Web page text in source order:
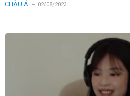
CHÂU Á 02/08/2023